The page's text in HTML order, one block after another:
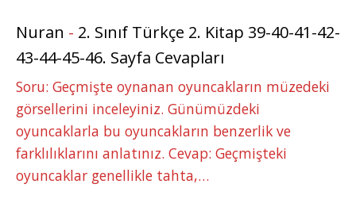
Nuran - 2. Sınıf Türkçe 2. Kitap 39-40-41-42-
43-44-45-46. Sayfa Cevapları
Soru: Geçmişte oynanan oyuncakların müzedeki
görsellerini inceleyiniz. Günümüzdeki
oyuncaklarla bu oyuncakların benzerlik ve
farklılıklarını anlatınız. Cevap: Geçmişteki
oyuncaklar genellikle tahta,…